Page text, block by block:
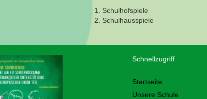
1. Schulhofspiele
2. Schulhausspiele
Schnellzugriff
Startseite
Unsere Schule